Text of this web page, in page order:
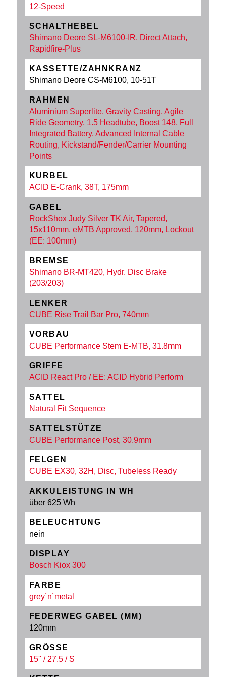
12-Speed
SCHALTHEBEL
Shimano Deore SL-M6100-IR, Direct Attach,
Rapidfire-Plus
KASSETTE/ZAHNKRANZ
Shimano Deore CS-M6100, 10-51T
RAHMEN
Aluminium Superlite, Gravity Casting, Agile
Ride Geometry, 1.5 Headtube, Boost 148, Full
Integrated Battery, Advanced Internal Cable
Routing, Kickstand/Fender/Carrier Mounting
Points
KURBEL
ACID E-Crank, 38T, 175mm
GABEL
RockShox Judy Silver TK Air, Tapered,
15x110mm, eMTB Approved, 120mm, Lockout
(EE: 100mm)
BREMSE
Shimano BR-MT420, Hydr. Disc Brake
(203/203)
LENKER
CUBE Rise Trail Bar Pro, 740mm
VORBAU
CUBE Performance Stem E-MTB, 31.8mm
GRIFFE
ACID React Pro / EE: ACID Hybrid Perform
SATTEL
Natural Fit Sequence
SATTELSTÜTZE
CUBE Performance Post, 30.9mm
FELGEN
CUBE EX30, 32H, Disc, Tubeless Ready
AKKULEISTUNG IN WH
über 625 Wh
BELEUCHTUNG
nein
DISPLAY
Bosch Kiox 300
FARBE
grey´n´metal
FEDERWEG GABEL (MM)
120mm
GRÖSSE
15'' / 27.5 / S